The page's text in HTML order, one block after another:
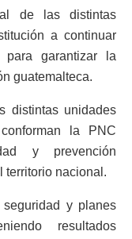
de las distintas
a continuar
para garantizar la
guatemalteca.
distintas unidades
la PNC
y prevención
territorio nacional.
seguridad y planes
resultados